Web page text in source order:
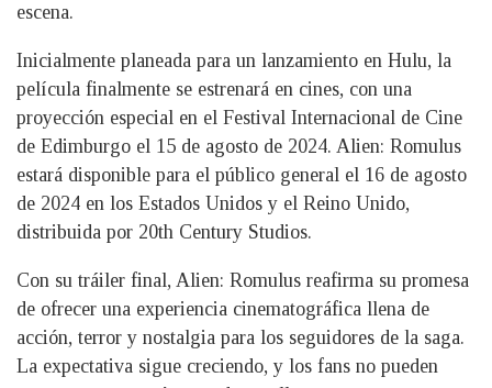
escena.
Inicialmente planeada para un lanzamiento en Hulu, la
película finalmente se estrenará en cines, con una
proyección especial en el Festival Internacional de Cine
de Edimburgo el 15 de agosto de 2024. Alien: Romulus
estará disponible para el público general el 16 de agosto
de 2024 en los Estados Unidos y el Reino Unido,
distribuida por 20th Century Studios.
Con su tráiler final, Alien: Romulus reafirma su promesa
de ofrecer una experiencia cinematográfica llena de
acción, terror y nostalgia para los seguidores de la saga.
La expectativa sigue creciendo, y los fans no pueden